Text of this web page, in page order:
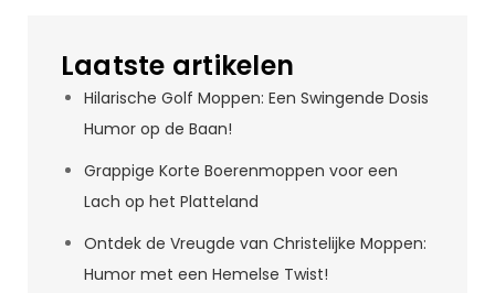
Laatste artikelen
Hilarische Golf Moppen: Een Swingende Dosis
Humor op de Baan!
Grappige Korte Boerenmoppen voor een
Lach op het Platteland
Ontdek de Vreugde van Christelijke Moppen:
Humor met een Hemelse Twist!